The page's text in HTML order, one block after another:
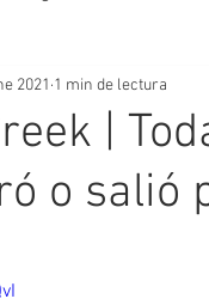
|
o salió
2021 1 min de lectura